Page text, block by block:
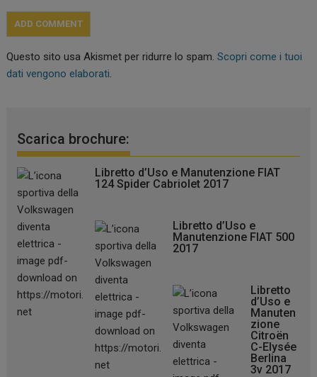
Questo sito usa Akismet per ridurre lo spam.Scopri come i tuoi
dati vengono elaborati.
Scarica brochure:
Libretto d’Uso e Manutenzione FIAT
124 Spider Cabriolet 2017
Libretto d’Uso e
Manutenzione FIAT 500
2017
Libretto
d’Uso e
Manuten
zione
Citroën
C-Elysée
Berlina
3v 2017